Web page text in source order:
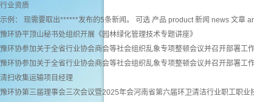
行业资质
示例： 现需要取出******发布的5条新闻。 可选 产品 product 新闻 news 文章
豫环协平顶山秘书处组织开展《园林绿化管理技术专题讲座》
豫环协参加关于全省行业协会商会等社会组织乱象专项整顿会议并召开部署工
豫环协参加关于全省行业协会商会等社会组织乱象专项整顿会议并召开部署工
清扫收集运输项目经理
豫环协第三届理事会三次会议暨2025年会河南省第六届环卫清洁行业职工职业